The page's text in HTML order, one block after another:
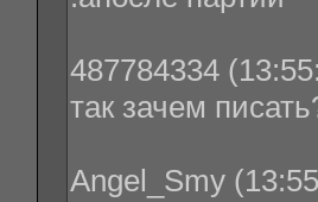
487784334
так зачем
Angel_Smy